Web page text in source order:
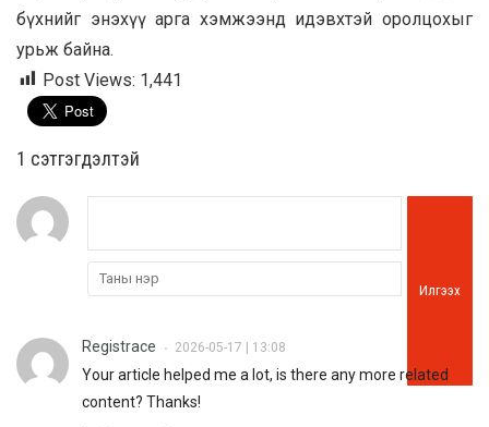
бүхнийг энэхүү арга хэмжээнд идэвхтэй оролцохыг
урьж байна.
Post Views: 1,441
1 сэтгэгдэлтэй
Илгээх
Registrace • 2026-05-17 | 13:08
Your article helped me a lot, is there any more related
content? Thanks!